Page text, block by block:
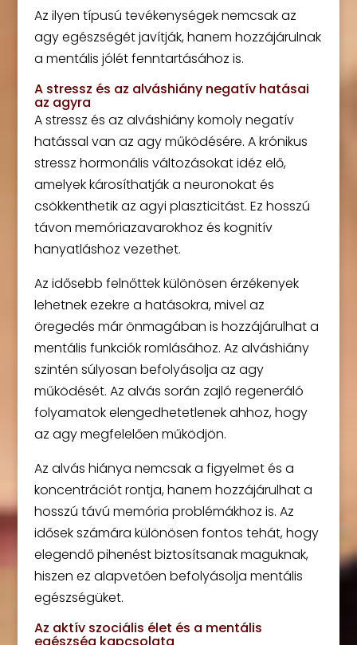
Az ilyen típusú tevékenységek nemcsak az
agy egészségét javítják, hanem hozzájárulnak
a mentális jólét fenntartásához is.
A stressz és az alváshiány negatív hatásai
az agyra
A stressz és az alváshiány komoly negatív
hatással van az agy működésére. A krónikus
stressz hormonális változásokat idéz elő,
amelyek károsíthatják a neuronokat és
csökkenthetik az agyi plaszticitást. Ez hosszú
távon memóriazavarokhoz és kognitív
hanyatláshoz vezethet.
Az idősebb felnőttek különösen érzékenyek
lehetnek ezekre a hatásokra, mivel az
öregedés már önmagában is hozzájárulhat a
mentális funkciók romlásához. Az alváshiány
szintén súlyosan befolyásolja az agy
működését. Az alvás során zajló regeneráló
folyamatok elengedhetetlenek ahhoz, hogy
az agy megfelelően működjön.
Az alvás hiánya nemcsak a figyelmet és a
koncentrációt rontja, hanem hozzájárulhat a
hosszú távú memória problémákhoz is. Az
idősek számára különösen fontos tehát, hogy
elegendő pihenést biztosítsanak maguknak,
hiszen ez alapvetően befolyásolja mentális
egészségüket.
Az aktív szociális élet és a mentális
egészség kapcsolata